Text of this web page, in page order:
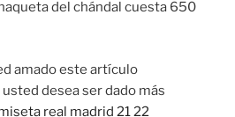
del chándal cuesta 650
amado este artículo
desea ser dado más
real madrid 21 22